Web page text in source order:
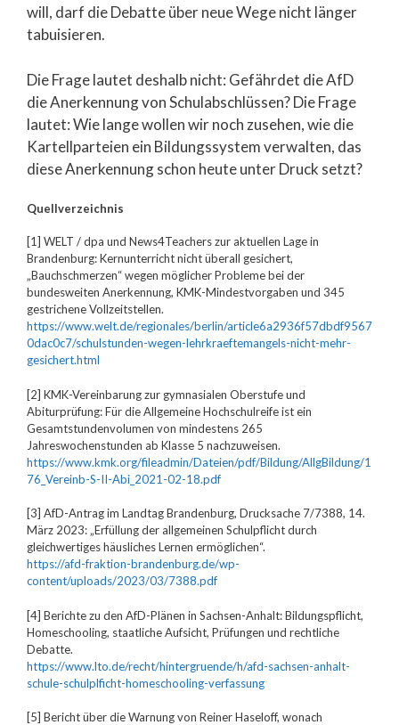
will, darf die Debatte über neue Wege nicht länger
tabuisieren.
Die Frage lautet deshalb nicht: Gefährdet die AfD
die Anerkennung von Schulabschlüssen? Die Frage
lautet: Wie lange wollen wir noch zusehen, wie die
Kartellparteien ein Bildungssystem verwalten, das
diese Anerkennung schon heute unter Druck setzt?
Quellverzeichnis
[1] WELT / dpa und News4Teachers zur aktuellen Lage in
Brandenburg: Kernunterricht nicht überall gesichert,
„Bauchschmerzen“ wegen möglicher Probleme bei der
bundesweiten Anerkennung, KMK-Mindestvorgaben und 345
gestrichene Vollzeitstellen.
https://www.welt.de/regionales/berlin/article6a2936f57dbdf9567
0dac0c7/schulstunden-wegen-lehrkraeftemangels-nicht-mehr-
gesichert.html
[2] KMK-Vereinbarung zur gymnasialen Oberstufe und
Abiturprüfung: Für die Allgemeine Hochschulreife ist ein
Gesamtstundenvolumen von mindestens 265
Jahreswochenstunden ab Klasse 5 nachzuweisen.
https://www.kmk.org/fileadmin/Dateien/pdf/Bildung/AllgBildung/1
76_Vereinb-S-II-Abi_2021-02-18.pdf
[3] AfD-Antrag im Landtag Brandenburg, Drucksache 7/7388, 14.
März 2023: „Erfüllung der allgemeinen Schulpflicht durch
gleichwertiges häusliches Lernen ermöglichen“.
https://afd-fraktion-brandenburg.de/wp-
content/uploads/2023/03/7388.pdf
[4] Berichte zu den AfD-Plänen in Sachsen-Anhalt: Bildungspflicht,
Homeschooling, staatliche Aufsicht, Prüfungen und rechtliche
Debatte.
https://www.lto.de/recht/hintergruende/h/afd-sachsen-anhalt-
schule-schulplficht-homeschooling-verfassung
[5] Bericht über die Warnung von Reiner Haseloff, wonach